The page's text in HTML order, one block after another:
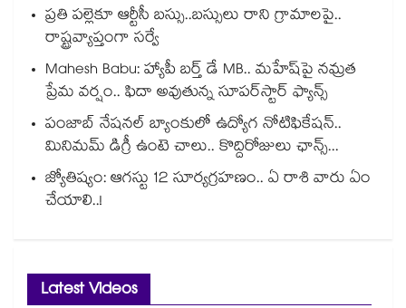
ప్రతి పల్లెకూ ఆర్టీసీ బస్సు..బస్సులు రాని గ్రామాలపై..
రాష్ట్రవ్యాప్తంగా సర్వే
Mahesh Babu: హ్యాపీ బర్త్ డే MB.. మహేష్‌పై నమ్రత
ప్రేమ వర్షం.. ఫిదా అవుతున్న సూపర్‌స్టార్ ఫ్యాన్స్
పంజాబ్ నేషనల్ బ్యాంకులో ఉద్యోగ నోటిఫికేషన్..
మినిమమ్ డిగ్రీ ఉంటె చాలు.. కొద్దిరోజులు ఛాన్స్...
జ్యోతిష్యం: ఆగస్టు 12 సూర్యగ్రహణం.. ఏ రాశి వారు ఏం
చేయాలి..!
Latest Videos